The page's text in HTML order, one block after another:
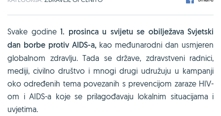
Svake godine1. prosinca u svijetu se obilježava Svjetski
dan borbe protiv AIDS-a, kao međunarodni dan usmjeren
globalnom zdravlju. Tada se države, zdravstveni radnici,
mediji, civilno društvo i mnogi drugi udružuju u kampanji
oko određenih tema povezanih s prevencijom zaraze HIV-
om i AIDS-a koje se prilagođavaju lokalnim situacijama i
uvjetima.